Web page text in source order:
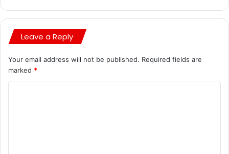
Leave a Reply
Your email address will not be published. Required fields are
marked *